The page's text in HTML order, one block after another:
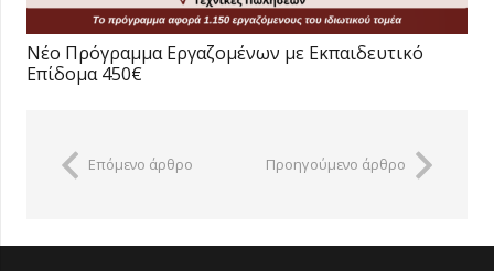
Νέο Πρόγραμμα Εργαζομένων με Εκπαιδευτικό
Επίδομα 450€
Επόμενο άρθρο Προηγούμενο άρθρο